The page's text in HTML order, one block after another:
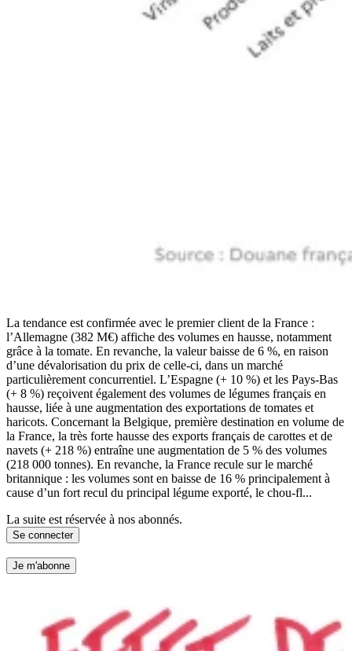
La tendance est confirmée avec le premier client de la France :
l’Allemagne (382 M€) affiche des volumes en hausse, notamment
grâce à la tomate. En revanche, la valeur baisse de 6 %, en raison
d’une dévalorisation du prix de celle-ci, dans un marché
particulièrement concurrentiel. L’Espagne (+ 10 %) et les Pays-Bas
(+ 8 %) reçoivent également des volumes de légumes français en
hausse, liée à une augmentation des exportations de tomates et
haricots. Concernant la Belgique, première destination en volume de
la France, la très forte hausse des exports français de carottes et de
navets (+ 218 %) entraîne une augmentation de 5 % des volumes
(218 000 tonnes). En revanche, la France recule sur le marché
britannique : les volumes sont en baisse de 16 % principalement à
cause d’un fort recul du principal légume exporté, le chou-fl...
La suite est réservée à nos abonnés.
Se connecter
Je m'abonne